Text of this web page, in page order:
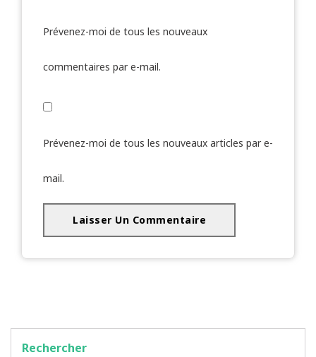
Prévenez-moi de tous les nouveaux
commentaires par e-mail.
Prévenez-moi de tous les nouveaux articles par e-
mail.
Rechercher